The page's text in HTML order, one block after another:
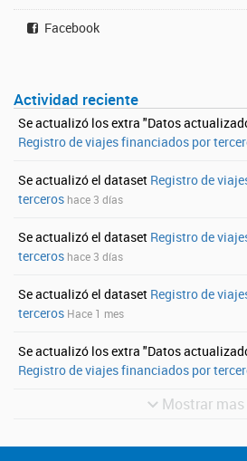
Facebook
Actividad reciente
Se actualizó los extra "Datos
Registro de viajes financiados por
Se actualizó el dataset Registro de
terceros hace 3 días
Se actualizó el dataset Registro de
terceros hace 3 días
Se actualizó el dataset Registro de
terceros Hace 1 mes
Se actualizó los extra "Datos
Registro de viajes financiados por
Mostrar mas